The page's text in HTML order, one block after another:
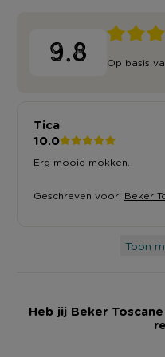
9.8 Op basis
Tica
10.0
Erg mooie mokken.
Geschreven voor: Beker
Toon
Heb jij Beker